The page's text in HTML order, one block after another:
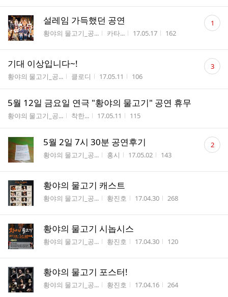
설레임 가득했던 공연
게시판명
황야의 물고기_공... 작성자
카타... 작성시간
17.05.17 조회수
162
댓
글 1
기대 이상입니다~!
게시판명
황야의 물고기_공... 작성자
클로디 작성시간
17.05.11 조회수
106
댓
글 3
5월 12일 금요일 연극 "황야의 물고기" 공연 휴무
게시판명
황야의 물고기_공... 작성자
착한... 작성시간
17.05.11 조회수
115
5월 2일 7시 30분 공연후기
게시판명
황야의 물고기_공... 작성자
홍시 작성시간
17.05.02 조회수
143
댓
글 2
황야의 물고기 캐스트
게시판명
황야의 물고기_공... 작성자
황진호 작성시간
17.04.30 조회수
268
황야의 물고기 시놉시스
게시판명
황야의 물고기_공... 작성자
황진호 작성시간
17.04.30 조회수
120
황야의 물고기 포스터!
게시판명
황야의 물고기_공... 작성자
황진호 작성시간
17.04.16 조회수
264